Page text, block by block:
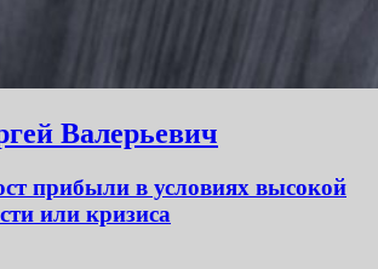
Валерьевич
прибыли в условиях высокой
или кризиса